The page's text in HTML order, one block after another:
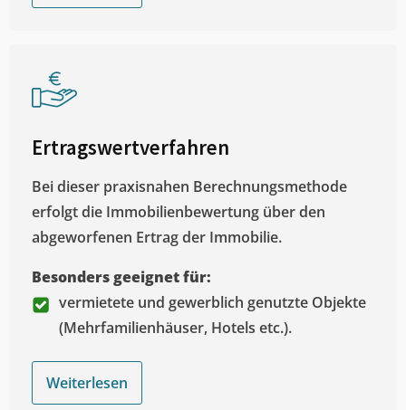
Ertragswertverfahren
Bei dieser praxisnahen Berechnungsmethode
erfolgt die Immobilienbewertung über den
abgeworfenen Ertrag der Immobilie.
Besonders geeignet für:
vermietete und gewerblich genutzte Objekte
(Mehrfamilienhäuser, Hotels etc.).
Weiterlesen